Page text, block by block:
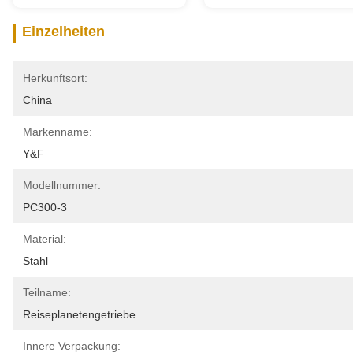
Einzelheiten
Herkunftsort:
China
Markenname:
Y&F
Modellnummer:
PC300-3
Material:
Stahl
Teilname:
Reiseplanetengetriebe
Innere Verpackung: